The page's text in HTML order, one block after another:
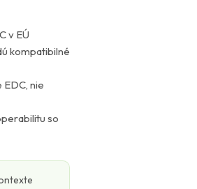
v EÚ
kompatibilné
nie
so